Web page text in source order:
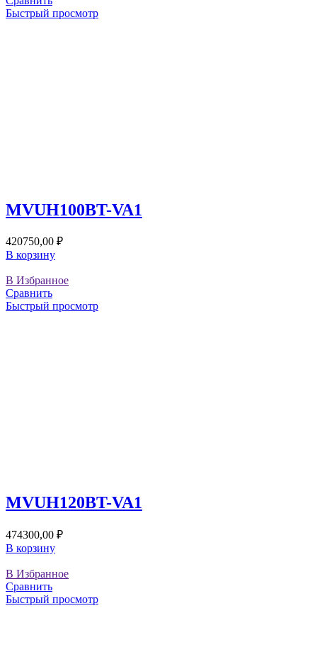
Быстрый просмотр
MVUH100BT-VA1
420750,00 ₽
В корзину
В Избранное
Сравнить
Быстрый просмотр
MVUH120BT-VA1
474300,00 ₽
В корзину
В Избранное
Сравнить
Быстрый просмотр